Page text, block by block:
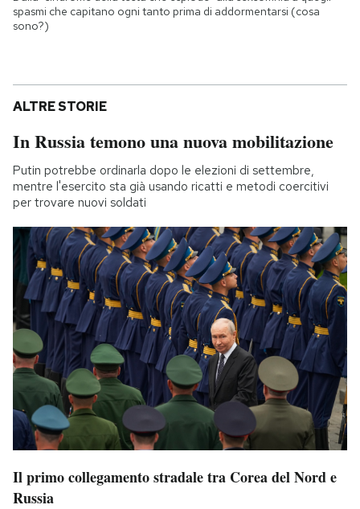
spasmi che capitano ogni tanto prima di addormentarsi (cosa
sono?)
ALTRE STORIE
In Russia temono una nuova mobilitazione
Putin potrebbe ordinarla dopo le elezioni di settembre,
mentre l'esercito sta già usando ricatti e metodi coercitivi
per trovare nuovi soldati
Il primo collegamento stradale tra Corea del Nord e
Russia